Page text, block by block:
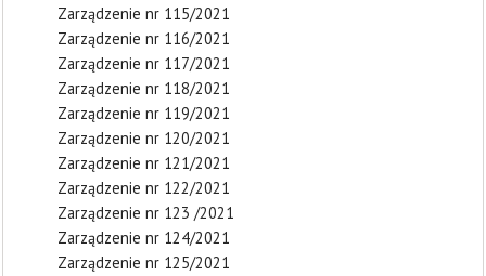
Zarządzenie nr 115/2021
Zarządzenie nr 116/2021
Zarządzenie nr 117/2021
Zarządzenie nr 118/2021
Zarządzenie nr 119/2021
Zarządzenie nr 120/2021
Zarządzenie nr 121/2021
Zarządzenie nr 122/2021
Zarządzenie nr 123 /2021
Zarządzenie nr 124/2021
Zarządzenie nr 125/2021